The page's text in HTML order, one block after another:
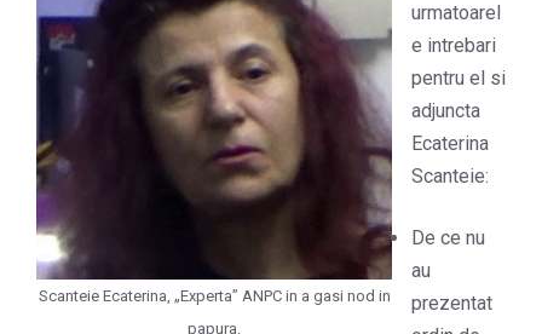
Scanteie Ecaterina, „Experta” ANPC in a gasi nod in
papura.
urmatoarel
e intrebari
pentru el si
adjuncta
Ecaterina
Scanteie:
De ce nu
au
prezentat